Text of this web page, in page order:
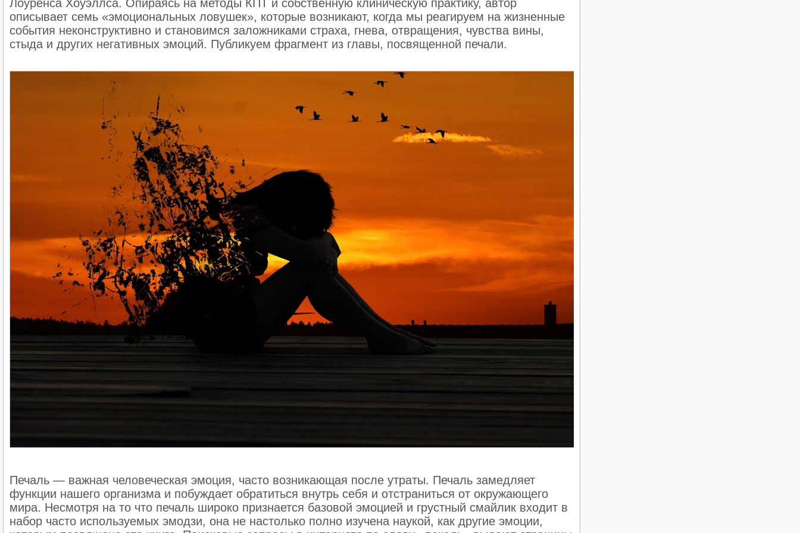
Стивен Спилберг: кино как способ преодоления страхов и комплексов
пугливым подростком. Свои страхи он научился преодолевать весьма нетривиальным способом: до
«Челюсти», он говорил: «Лучший способ побороть свой страх — посмотреть на него со стороны и
отдать на откуп другим». И оказался прав. Заставляя вздрагивать от ужаса и раскрывать рты от
удивления миллионы зрителей по всему миру, режиссер продолжает препарировать в своих
работах собственные отношения с семьей и другие внутренние конфликты и по сей день.
Лоуренса Хоуэллса. Опираясь на методы КПТ и собственную клиническую практику, автор
описывает семь «эмоциональных ловушек», которые возникают, когда мы реагируем на жизненные
события неконструктивно и становимся заложниками страха, гнева, отвращения, чувства вины,
стыда и других негативных эмоций. Публикуем фрагмент из главы, посвященной печали.
Печаль — важная человеческая эмоция, часто возникающая после утраты. Печаль замедляет
функции нашего организма и побуждает обратиться внутрь себя и отстраниться от окружающего
мира. Несмотря на то что печаль широко признается базовой эмоцией и грустный смайлик входит в
набор часто используемых эмодзи, она не настолько полно изучена наукой, как другие эмоции,